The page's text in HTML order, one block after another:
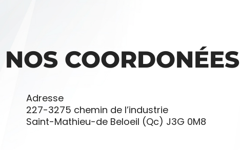
NOS COORDONÉES
Adresse
227-3275 chemin de l’industrie
Saint-Mathieu-de Beloeil (Qc) J3G 0M8